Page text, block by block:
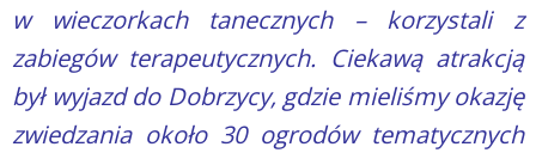
w wieczorkach tanecznych – korzystali z
zabiegów terapeutycznych. Ciekawą atrakcją
był wyjazd do Dobrzycy, gdzie mieliśmy okazję
zwiedzania około 30 ogrodów tematycznych